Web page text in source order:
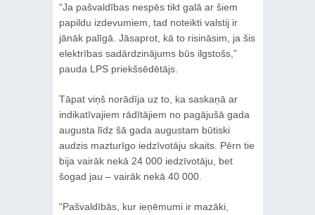
“Ja pašvaldības nespēs tikt galā ar šiem
papildu izdevumiem, tad noteikti valstij ir
jānāk palīgā. Jāsaprot, kā to risināsim, ja šis
elektrības sadārdzinājums būs ilgstošs,”
pauda LPS priekšsēdētājs.
Tāpat viņš norādīja uz to, ka saskaņā ar
indikatīvajiem rādītājiem no pagājušā gada
augusta līdz šā gada augustam būtiski
audzis mazturīgo iedzīvotāju skaits. Pērn tie
bija vairāk nekā 24 000 iedzīvotāju, bet
šogad jau – vairāk nekā 40 000.
“Pašvaldībās, kur ieņēmumi ir mazāki,